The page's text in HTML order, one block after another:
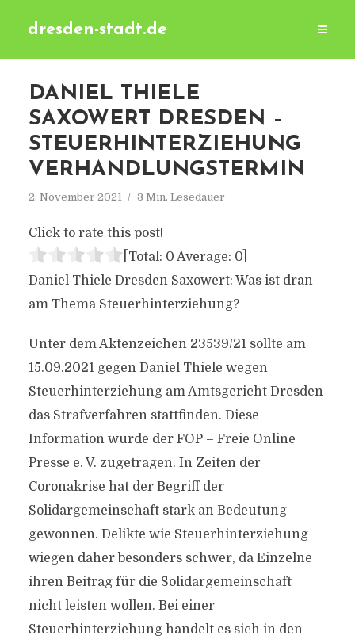
dresden-stadt.de
DANIEL THIELE
SAXOWERT DRESDEN –
STEUERHINTERZIEHUNG
VERHANDLUNGSTERMIN
2. November 2021 3 Min. Lesedauer
Click to rate this post!
[Total: 0 Average: 0]
Daniel Thiele Dresden Saxowert: Was ist dran
am Thema Steuerhinterziehung?
Unter dem Aktenzeichen 23539/21 sollte am
15.09.2021 gegen Daniel Thiele wegen
Steuerhinterziehung am Amtsgericht Dresden
das Strafverfahren stattfinden. Diese
Information wurde der FOP – Freie Online
Presse e. V. zugetragen. In Zeiten der
Coronakrise hat der Begriff der
Solidargemeinschaft stark an Bedeutung
gewonnen. Delikte wie Steuerhinterziehung
wiegen daher besonders schwer, da Einzelne
ihren Beitrag für die Solidargemeinschaft
nicht leisten wollen. Bei einer
Steuerhinterziehung handelt es sich in den